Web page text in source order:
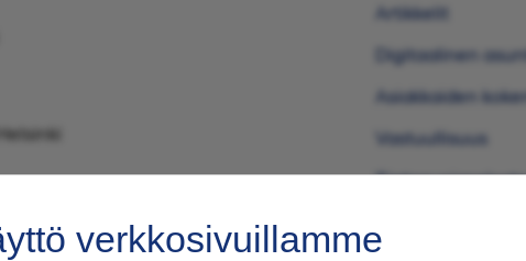
Artikkelit
Digitaalinen
Asiakkaiden
Vastuullisuus
verkkosivuillamme